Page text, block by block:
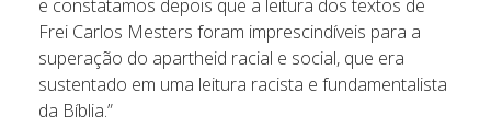
e constatamos depois que a leitura dos textos de
Frei Carlos Mesters foram imprescindíveis para a
superação do apartheid racial e social, que era
sustentado em uma leitura racista e fundamentalista
da Bíblia.”